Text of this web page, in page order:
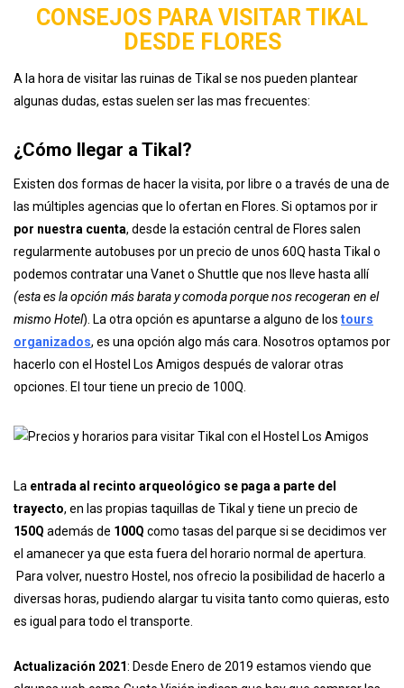
CONSEJOS PARA VISITAR TIKAL
DESDE FLORES
A la hora de visitar las ruinas de Tikal se nos pueden plantear
algunas dudas, estas suelen ser las mas frecuentes:
¿Cómo llegar a Tikal?
Existen dos formas de hacer la visita, por libre o a través de una de
las múltiples agencias que lo ofertan en Flores. Si optamos por ir
por nuestra cuenta, desde la estación central de Flores salen
regularmente autobuses por un precio de unos 60Q hasta Tikal o
podemos contratar una Vanet o Shuttle que nos lleve hasta allí
(esta es la opción más barata y comoda porque nos recogeran en el
mismo Hotel). La otra opción es apuntarse a alguno de los tours
organizados, es una opción algo más cara. Nosotros optamos por
hacerlo con el Hostel Los Amigos después de valorar otras
opciones. El tour tiene un precio de 100Q.
La entrada al recinto arqueológico se paga a parte del
trayecto, en las propias taquillas de Tikal y tiene un precio de
150Q además de 100Q como tasas del parque si se decidimos ver
el amanecer ya que esta fuera del horario normal de apertura.
Para volver, nuestro Hostel, nos ofrecio la posibilidad de hacerlo a
diversas horas, pudiendo alargar tu visita tanto como quieras, esto
es igual para todo el transporte.
Actualización 2021: Desde Enero de 2019 estamos viendo que